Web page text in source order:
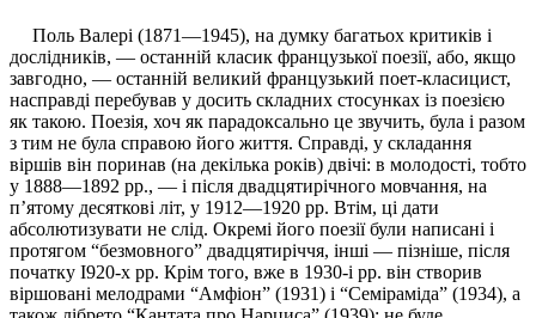
Поль Валері (1871—1945), на думку багатьох критиків і
дослід­ників, — останній класик французької поезії, або, якщо
завгодно, — останній великий французький поет-класицист,
насправді перебував у досить складних стосунках із поезією
як такою. Поезія, хоч як пара­доксально це звучить, була і разом
з тим не була справою його життя. Справді, у складання
віршів він поринав (на декілька років) двічі: в молодості, тобто
у 1888—1892 pp., — і після двадцятирічного мов­чання, на
п’ятому десяткові літ, у 1912—1920 pp. Втім, ці дати
абсолютизувати не слід. Окремі його поезії були написані і
протягом “безмовного” двадцятиріччя, інші — пізніше, після
початку I920-x pp. Крім того, вже в 1930-і pp. він створив
віршовані мелодрами “Амфіон” (1931) і “Семіраміда” (1934), а